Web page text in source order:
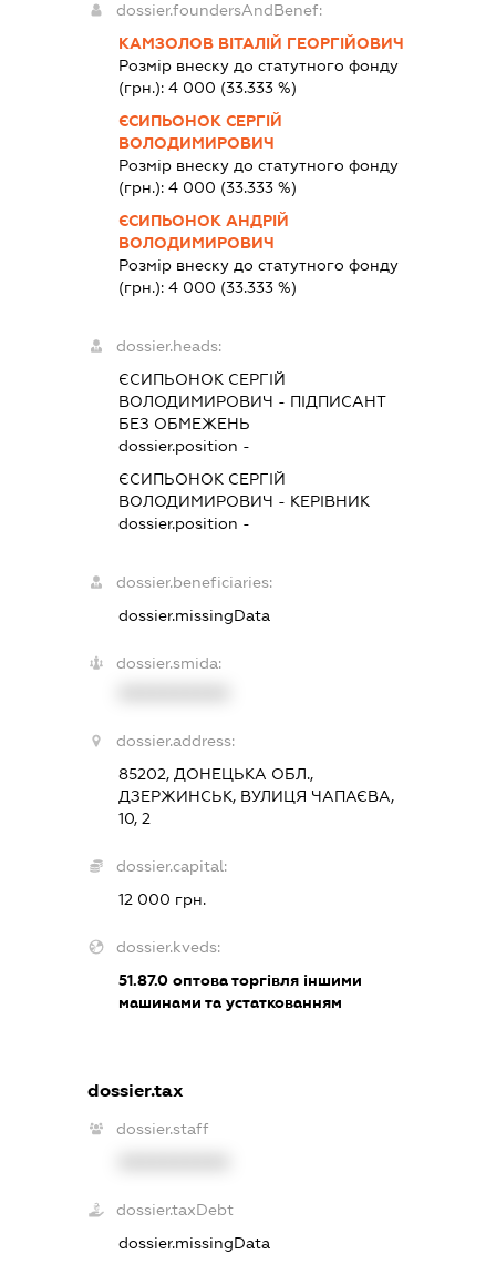
dossier.foundersAndBenef:
КАМЗОЛОВ ВІТАЛІЙ ГЕОРГІЙОВИЧ
Розмір внеску до статутного фонду
(грн.):4 000 (33.333 %)
ЄСИПЬОНОК СЕРГІЙ
ВОЛОДИМИРОВИЧ
Розмір внеску до статутного фонду
(грн.):4 000 (33.333 %)
ЄСИПЬОНОК АНДРІЙ
ВОЛОДИМИРОВИЧ
Розмір внеску до статутного фонду
(грн.):4 000 (33.333 %)
dossier.heads:
ЄСИПЬОНОК СЕРГІЙ
ВОЛОДИМИРОВИЧ - ПІДПИСАНТ
БЕЗ ОБМЕЖЕНЬ
dossier.position -
ЄСИПЬОНОК СЕРГІЙ
ВОЛОДИМИРОВИЧ - КЕРІВНИК
dossier.position -
dossier.beneficiaries:
dossier.missingData
dossier.smida:
dossier.address:
85202, ДОНЕЦЬКА ОБЛ.,
ДЗЕРЖИНСЬК, ВУЛИЦЯ ЧАПАЄВА,
10, 2
dossier.capital:
12 000 грн.
dossier.kveds:
51.87.0 оптова торгівля іншими
машинами та устаткованням
dossier.tax
dossier.staff
dossier.taxDebt
dossier.missingData